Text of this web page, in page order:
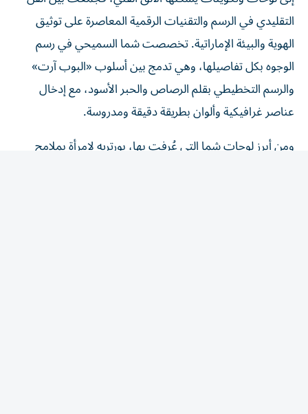
التقليدي في الرسم والتقنيات الرقمية المعاصرة على توثيق
الهوية والبيئة الإماراتية. تخصصت شما السميحي في رسم
الوجوه بكل تفاصيلها، وهي تدمج بين أسلوب «البوب آرت»
والرسم التخطيطي بقلم الرصاص والحبر الأسود، مع إدخال
عناصر غرافيكية وألوان بطريقة دقيقة ومدروسة.
ومن أبرز لوحات شما التي عُرِفت بها، بورتريه لامرأة بملامح
هادئة، ترتدي واحداً من الأزياء التقليدية التراثية الإماراتية المزينة